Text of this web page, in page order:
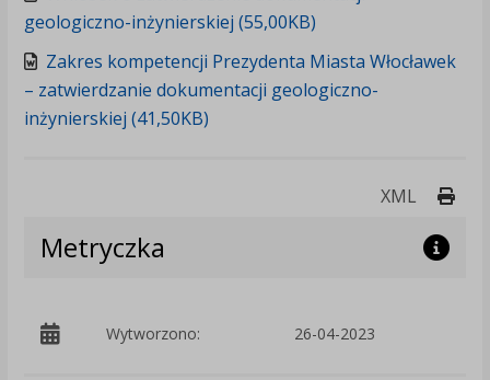
geologiczno-inżynierskiej (55,00KB)
Zakres kompetencji Prezydenta Miasta Włocławek
– zatwierdzanie dokumentacji geologiczno-
inżynierskiej (41,50KB)
XML
Metryczka
Wytworzono: 26-04-2023